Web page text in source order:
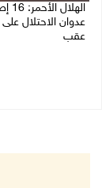
عدوان الاحتلال على
عقب